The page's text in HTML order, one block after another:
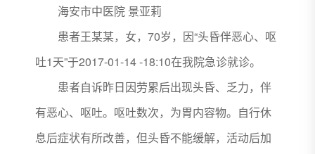
海安市中医院 景亚莉
患者王某某，女，70岁，因“头昏伴恶心、呕
吐1天”于2017-01-14 -18:10在我院急诊就诊。
患者自诉昨日因劳累后出现头昏、乏力，伴
有恶心、呕吐。呕吐数次，为胃内容物。自行休
息后症状有所改善，但头昏不能缓解，活动后加